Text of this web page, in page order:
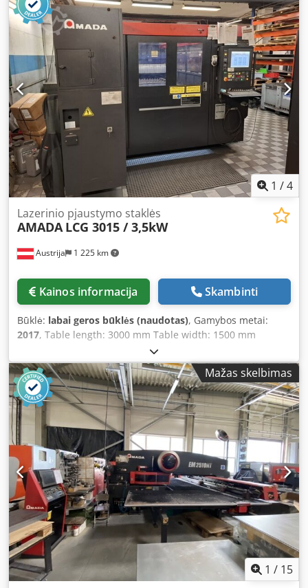
lankstymo presas Gamintojas: AMADA, Tipas: HFB 220-30
H, Metai: 1991 Techniniai duomenys Gamintojas: AMADA
Tipas: HFB 220-30 H Dcodpfx Apoy T R Ryjnek Pagaminimo
metai: 1991 Spaudimo jėga: 220 t Lankstymo ilgis: 3100
mm Eigos ilgis: maks. 180 mm Atstumas tarp šoninių
atramų: 2750 mm Iškyša: 420 mm Galia: 17 kW Matmenys:
Ilgis 3,65 m, plotis 1.700 mm, aukštis 2.900 mm Svoris: 12,9
t Įranga • Delem DA 58 2D grafinis valdymas • Valdomos
ašys: Y1, Y2, X, R1, R2, Z • Didelis įrankių paketas pagal
nuotraukas • Amada greito tvirtinimo įrankių laikiklis Visa
informacija pateikta be garantijos. Demonstracija
prijungus prie elektros galima bet kuriuo metu mūsų
parodų salėje.
1 /4
Austrija 1 225 km
Lazerinio pjaustymo staklės
AMADA LCG 3015 / 3,5kW
Kainos informacija Skambinti
Būklė: labai geros būklės (naudotas), Gamybos metai:
2017, Table length: 3000 mm Table width: 1500 mm
Number of torch heads: 1 Controller: FANUC AF3500i-C
Dcsdpfevwgu Djx Apnek Total power requirement: 3.5 kW
Machine weight: approx. 12.5 t Required floor space:
approx. 12300 x 6000 x 2200 mm Model: Amada LCG3015
3.5kW Laser resonator: AF3500i-C Pallet changer: LST 3015
G-Series Controlled axes: X, Y, Z axes (three axes
simultaneously controlled) Axis travel: 3070 x 1550 x 100
mm (Z-axis) Max. material thickness: - 20 mm mild steel -
10 mm stainless steel - 8 mm aluminium (A5052) Max.
processing dimensions: 3070 mm x 1550 mm Max.
simultaneous feed rate: X/Y, 170 m/min Positioning
accuracy: +/- 0.01 mm Max. material weight: 920 kg Rated
power: 3500 W Working table height: 840 mm Machine
width: 2840 mm Machine height: 2166 mm Machine
weight: 8,200 kg
Mažas skelbimas
1 / 15